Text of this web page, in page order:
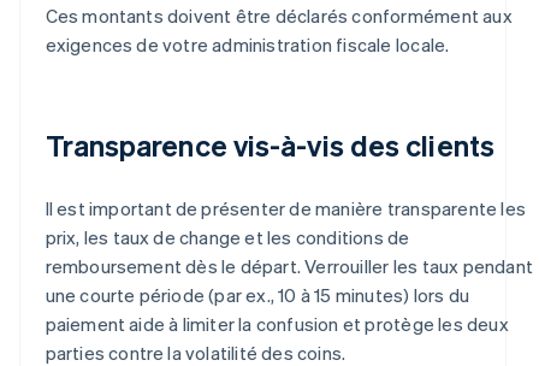
Ces montants doivent être déclarés conformément aux
exigences de votre administration fiscale locale.
Transparence vis-à-vis des clients
Il est important de présenter de manière transparente les
prix, les taux de change et les conditions de
remboursement dès le départ. Verrouiller les taux pendant
une courte période (par ex., 10 à 15 minutes) lors du
paiement aide à limiter la confusion et protège les deux
parties contre la volatilité des coins.